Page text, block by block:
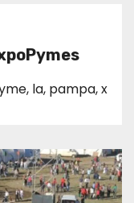
, la, pampa,x